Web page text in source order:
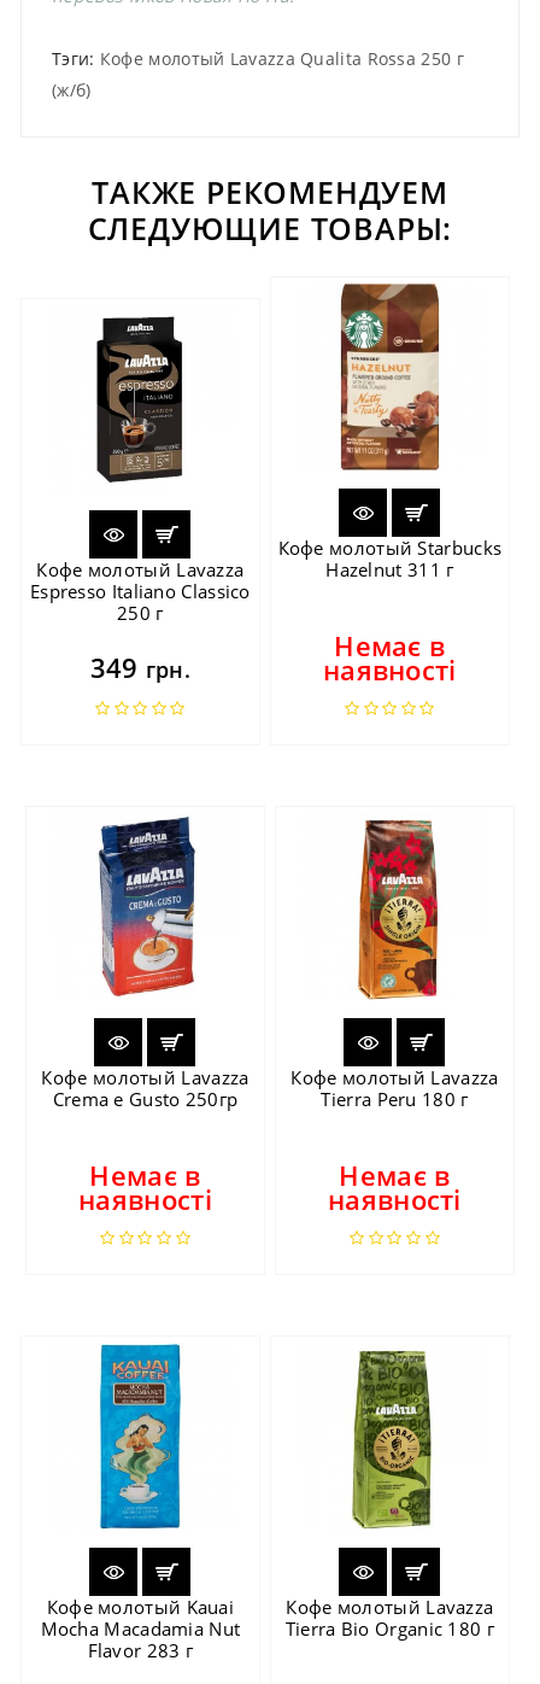
Тэги: Кофе молотый Lavazza Qualita Rossa 250 г
(ж/б)
ТАКЖЕ РЕКОМЕНДУЕМ
СЛЕДУЮЩИЕ ТОВАРЫ:
Кофе молотый Lavazza
Espresso Italiano Classico
250 г
349 грн.
Кофе молотый Starbucks
Hazelnut 311 г
Немає в
наявності
Кофе молотый Lavazza
Crema e Gusto 250гр
Немає в
наявності
Кофе молотый Lavazza
Tierra Peru 180 г
Немає в
наявності
Кофе молотый Kauai
Mocha Macadamia Nut
Flavor 283 г
Кофе молотый Lavazza
Tierra Bio Organic 180 г